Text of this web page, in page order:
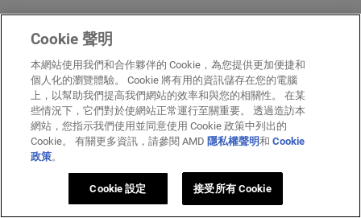
Cookie 聲明
本網站使用我們和合作夥伴的 Cookie，為您提供更加便捷和
個人化的瀏覽體驗。 Cookie 將有用的資訊儲存在您的電腦
上，以幫助我們提高我們網站的效率和與您的相關性。 在某
些情況下，它們對於使網站正常運行至關重要。 透過造訪本
網站，您指示我們使用並同意使用 Cookie 政策中列出的
Cookie。 有關更多資訊，請參閱 AMD 隱私權聲明和Cookie
政策。
Cookie 設定 接受所有 Cookie